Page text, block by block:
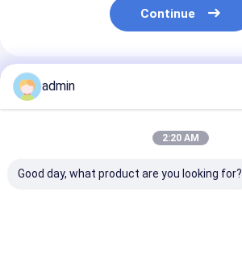
Continue
Produtos Recomendados
admin
2:20 AM
Good day, what product are you looking for?